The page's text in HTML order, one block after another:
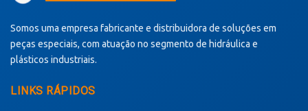
Somos uma empresa fabricante e distribuidora de soluções em
peças especiais, com atuação no segmento de hidráulica e
plásticos industriais.
LINKS RÁPIDOS